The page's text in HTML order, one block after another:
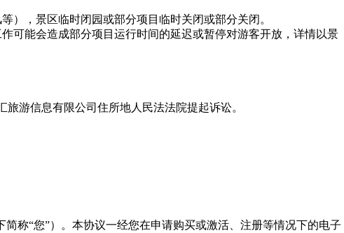
），景区临时闭园或部分项目临时关闭或部分关闭。
可能会造成部分项目运行时间的延迟或暂停对游客开放，详情以景
游信息有限公司住所地人民法法院提起诉讼。
称“您”）。本协议一经您在申请购买或激活、注册等情况下的电子